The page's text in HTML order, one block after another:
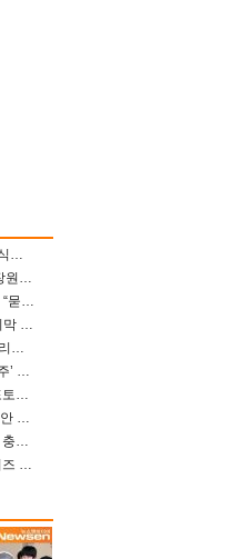
차예련, ‘김부장’ 주상욱 링거투혼+식스팩 비화 “옷 벗는데 아저씨는 안 된다고”(차장금)
원작이 뭐길래‥정해인 강하늘에 장원영까지 참여한 이 영화
장윤정, 김경욱 ‘T팬티’ 발언에 정색 “묻지 않았는데, 그것도 성희롱”(장공장)
차인표 동생 구강암 사망 회상 “마지막 순간 동생 손 잡아준 신애라, 두고두고 고마워” (신애라이프)
‘17억 빚잔치’ 김구라 전처, 아들 그리는 “나 뿐인데” 친엄마 챙기는 효심 눈길
박진희, 최재성 용서할까? ‘붉은 진주’ 오늘(7일) 결말 나온다
트와이스 미나 ‘눈부신 아름다움’[포토엔HD]
‘중증외상센터’ 하영, 4대째 의사 집안 인증 “증조부, 고종 황제 진료”(옥문아)[어제TV]
류혜영 대학 시절 패션 센스에 민호 충격 “레몬색 레깅스에 다리 없는 줄”(나혼산)
박나래 이장우 떠난 ‘나혼산’ 덩어리즈 왔다, 1인 1케이크에 팜유 전현무 충격[어제TV]